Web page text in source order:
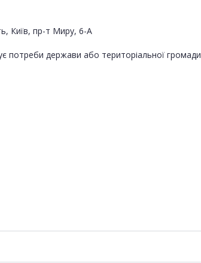
Київ, пр-т Миру, 6-А
потреби держави або територіальної громади